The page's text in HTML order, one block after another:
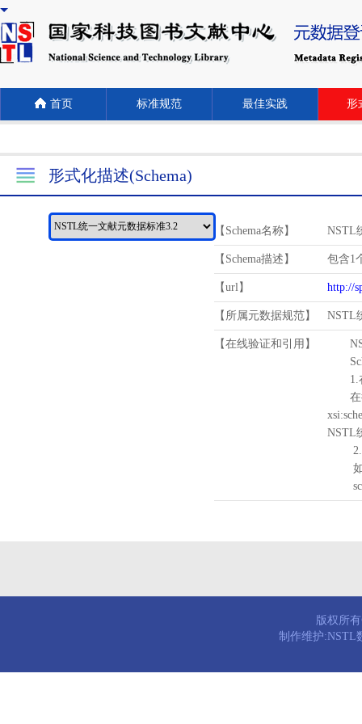
首页 标准规范 最佳实践 形
形式化描述(Schema)
【Schema名称】 NSTL
【Schema描述】 包含1
【url】 http://
【所属元数据规范】 NSTL
【在线验证和引用】
1.
在待
NSTL
2.
如需
版权所
制作维护:NSTL